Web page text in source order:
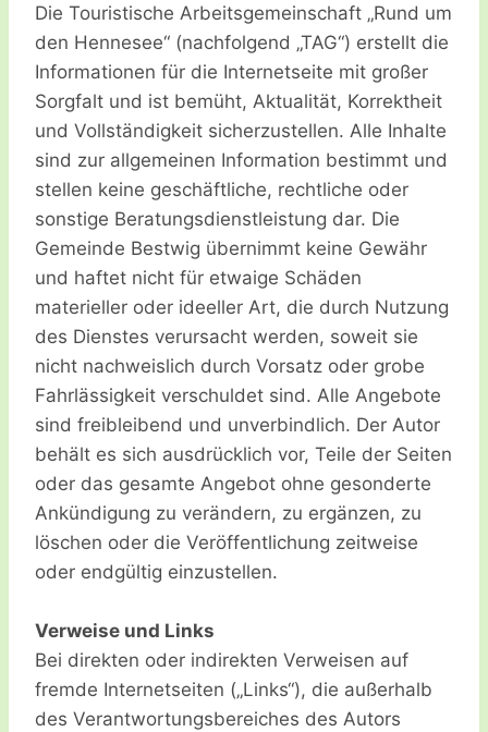
Die Touristische Arbeitsgemeinschaft „Rund um
den Hennesee“ (nachfolgend „TAG“) erstellt die
Informationen für die Internetseite mit großer
Sorgfalt und ist bemüht, Aktualität, Korrektheit
und Vollständigkeit sicherzustellen. Alle Inhalte
sind zur allgemeinen Information bestimmt und
stellen keine geschäftliche, rechtliche oder
sonstige Beratungsdienstleistung dar. Die
Gemeinde Bestwig übernimmt keine Gewähr
und haftet nicht für etwaige Schäden
materieller oder ideeller Art, die durch Nutzung
des Dienstes verursacht werden, soweit sie
nicht nachweislich durch Vorsatz oder grobe
Fahrlässigkeit verschuldet sind. Alle Angebote
sind freibleibend und unverbindlich. Der Autor
behält es sich ausdrücklich vor, Teile der Seiten
oder das gesamte Angebot ohne gesonderte
Ankündigung zu verändern, zu ergänzen, zu
löschen oder die Veröffentlichung zeitweise
oder endgültig einzustellen.
Verweise und Links
Bei direkten oder indirekten Verweisen auf
fremde Internetseiten („Links“), die außerhalb
des Verantwortungsbereiches des Autors